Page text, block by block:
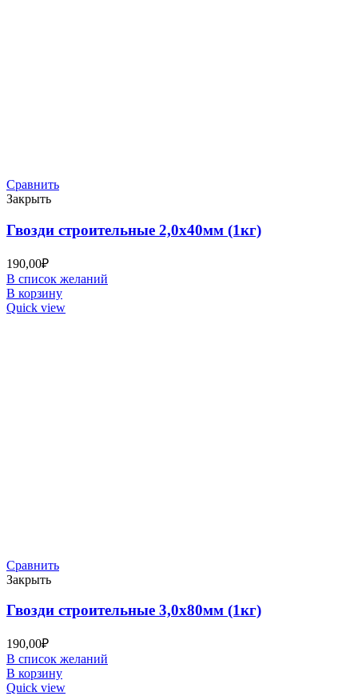
Сравнить
Закрыть
Гвозди строительные 2,0х40мм (1кг)
190,00₽
В список желаний
В корзину
Quick view
Сравнить
Закрыть
Гвозди строительные 3,0х80мм (1кг)
190,00₽
В список желаний
В корзину
Quick view